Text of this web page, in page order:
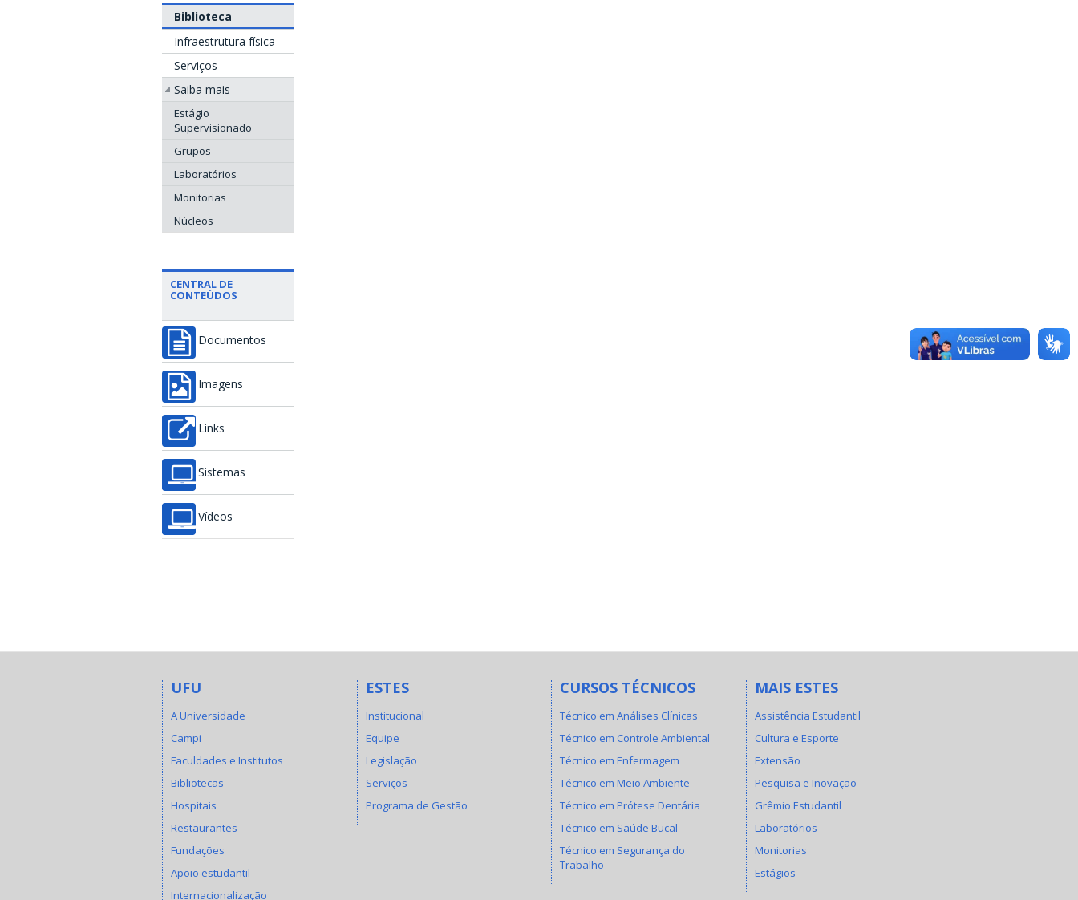
Biblioteca
Infraestrutura física
Serviços
Saiba mais
Estágio
Supervisionado
Grupos
Laboratórios
Monitorias
Núcleos
CENTRAL DE
CONTEÚDOS
Documentos
Imagens
Links
Sistemas
Vídeos
UFU
A Universidade
Campi
Faculdades e Institutos
Bibliotecas
Hospitais
Restaurantes
Fundações
Apoio estudantil
Internacionalização
ESTES
Institucional
Equipe
Legislação
Serviços
Programa de Gestão
CURSOS TÉCNICOS
Técnico em Análises Clínicas
Técnico em Controle Ambiental
Técnico em Enfermagem
Técnico em Meio Ambiente
Técnico em Prótese Dentária
Técnico em Saúde Bucal
Técnico em Segurança do
Trabalho
MAIS ESTES
Assistência Estudantil
Cultura e Esporte
Extensão
Pesquisa e Inovação
Grêmio Estudantil
Laboratórios
Monitorias
Estágios